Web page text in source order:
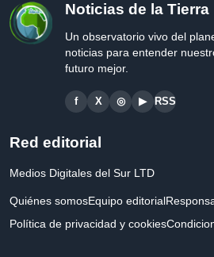
Noticias de la Tierra
Un observatorio vivo del
noticias para entender
futuro mejor.
f X ◎ ▶ RSS
Red editorial
Medios Digitales del Sur LTD
Quiénes somosEquipo editorial
Política de privacidad y cookies